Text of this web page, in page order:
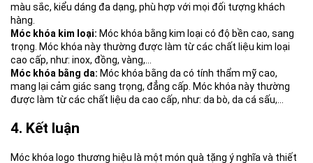
màu sắc, kiểu dáng đa dạng, phù hợp với mọi đối tượng khách
hàng.
Móc khóa kim loại: Móc khóa bằng kim loại có độ bền cao, sang
trọng. Móc khóa này thường được làm từ các chất liệu kim loại
cao cấp, như: inox, đồng, vàng,…
Móc khóa bằng da: Móc khóa bằng da có tính thẩm mỹ cao,
mang lại cảm giác sang trọng, đẳng cấp. Móc khóa này thường
được làm từ các chất liệu da cao cấp, như: da bò, da cá sấu,…
4. Kết luận
Móc khóa logo thương hiệu là một món quà tặng ý nghĩa và thiết